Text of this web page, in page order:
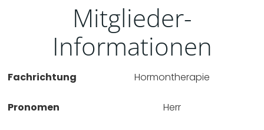
Mitglieder-
Informationen
Fachrichtung Hormontherapie
Pronomen Herr